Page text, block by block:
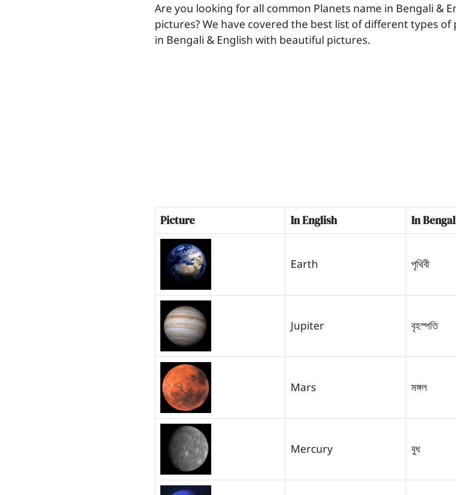
Are you looking for all common Planets name in Bengali &
pictures? We have covered the best list of different types of
in Bengali & English with beautiful pictures.
Picture In English In
Earth পৃথিবী
Jupiter বৃহস্পতি
Mars মঙ্গল
Mercury বুধ